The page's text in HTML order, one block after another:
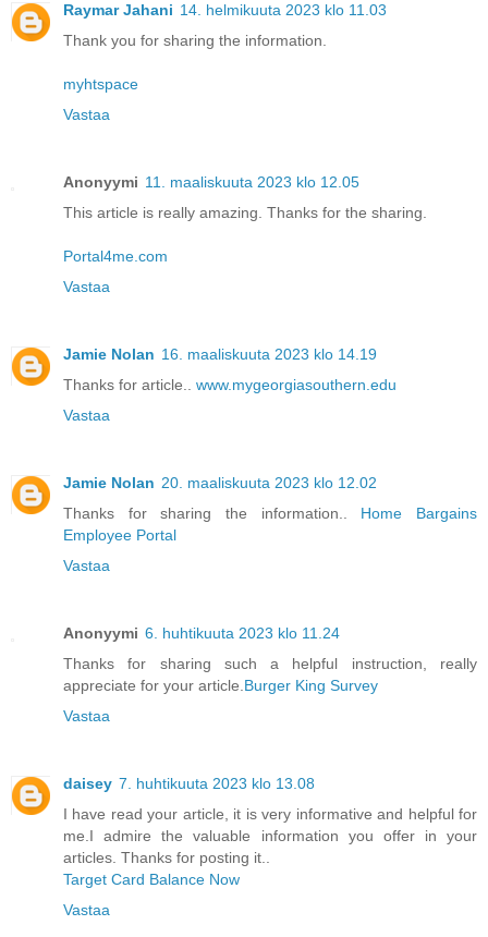
Raymar Jahani 14. helmikuuta 2023 klo 11.03
Thank you for sharing the information.
myhtspace
Vastaa
Anonyymi 11. maaliskuuta 2023 klo 12.05
This article is really amazing. Thanks for the sharing.
Portal4me.com
Vastaa
Jamie Nolan 16. maaliskuuta 2023 klo 14.19
Thanks for article.. www.mygeorgiasouthern.edu
Vastaa
Jamie Nolan 20. maaliskuuta 2023 klo 12.02
Thanks for sharing the information.. Home Bargains
Employee Portal
Vastaa
Anonyymi 6. huhtikuuta 2023 klo 11.24
Thanks for sharing such a helpful instruction, really
appreciate for your article. Burger King Survey
Vastaa
daisey 7. huhtikuuta 2023 klo 13.08
I have read your article, it is very informative and helpful for
me.I admire the valuable information you offer in your
articles. Thanks for posting it..
Target Card Balance Now
Vastaa